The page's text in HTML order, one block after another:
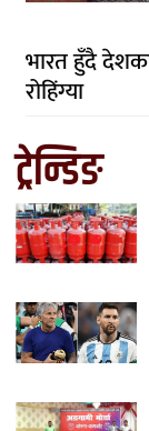
भारत हुँदै
रोहिंग्या
ट्रेन्डिङ